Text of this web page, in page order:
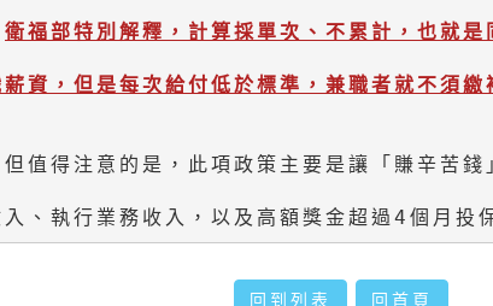
衛福部特別解釋，計算採單次、不累計，也就
值得注意的是，此項政策主要是讓「賺辛苦錢
入、執行業務收入，以及高額獎金超過4個月
回到列表 回首頁